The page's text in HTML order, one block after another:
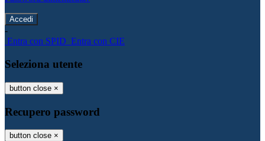
-
Entra con SPID Entra con CIE
Seleziona utente
button close ×
Recupero password
button close ×